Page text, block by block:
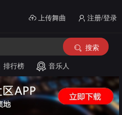
上传舞曲 注册/登录
搜索
排行榜 音乐人